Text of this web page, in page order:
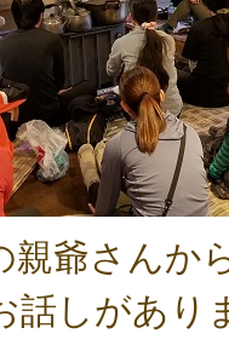
親爺さんか
話しがあり